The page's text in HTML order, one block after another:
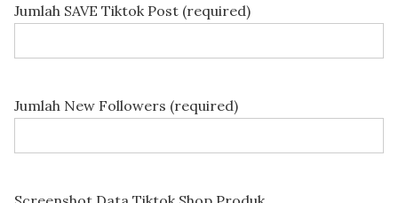
Jumlah SAVE Tiktok Post (required)
Jumlah New Followers (required)